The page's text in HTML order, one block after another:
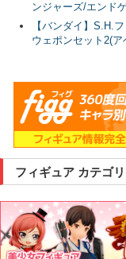
ンジャーズ/エンド
【バンダイ】S.H.
ウェポンセット2(
フィギュア カテゴリ